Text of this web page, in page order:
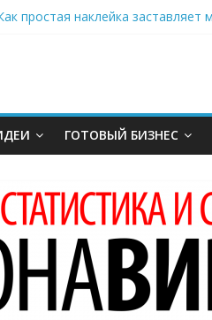
простая наклейка
ГОТОВЫЙ БИЗНЕС